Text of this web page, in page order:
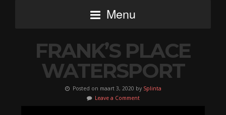
Menu
FRANK’S PLACE
WATERSPORT
Posted on maart 3, 2020 by Splinta
Leave a Comment